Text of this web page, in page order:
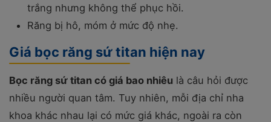
trắng nhưng không thể phục hồi.
Răng bị hô, móm ở mức độ nhẹ.
Giá bọc răng sứ titan hiện nay
Bọc răng sứ titan có giá bao nhiêu là câu hỏi được
nhiều người quan tâm. Tuy nhiên, mỗi địa chỉ nha
khoa khác nhau lại có mức giá khác, ngoài ra còn